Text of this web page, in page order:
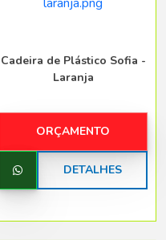
Cadeira de Plástico Sofia -
Laranja
ORÇAMENTO
DETALHES